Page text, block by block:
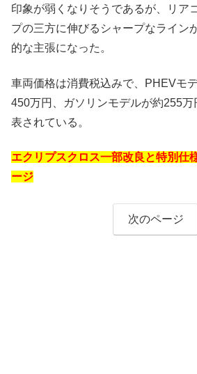
印象が弱くなりそうであるが、リア
プの三方に伸びるシャープなライン
的な主張になった。
車両価格は消費税込みで、PHEVモ
450万円、ガソリンモデルが約255
表されている。
エクリプスクロス一部改良と特別仕
ージ
次のページ